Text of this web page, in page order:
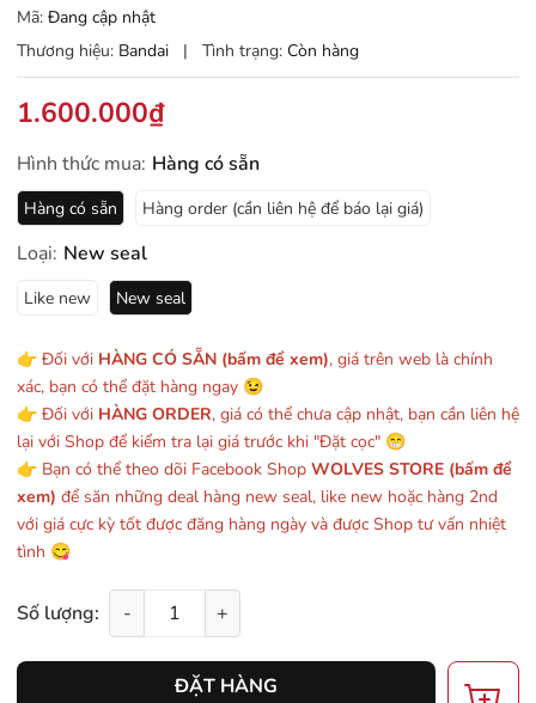
Mã: Đang cập nhật
Thương hiệu: Bandai | Tình trạng: Còn hàng
1.600.000₫
Hình thức mua: Hàng có sẵn
Hàng có sẵn Hàng order (cần liên hệ để báo lại giá)
Loại: New seal
Like new New seal
👉 Đối với HÀNG CÓ SẴN (bấm để xem), giá trên web là chính
xác, bạn có thể đặt hàng ngay 😉
👉 Đối với HÀNG ORDER, giá có thể chưa cập nhật, bạn cần liên hệ
lại với Shop để kiểm tra lại giá trước khi "Đặt cọc" 😁
👉 Bạn có thể theo dõi Facebook Shop WOLVES STORE (bấm để
xem) để săn những deal hàng new seal, like new hoặc hàng 2nd
với giá cực kỳ tốt được đăng hàng ngày và được Shop tư vấn nhiệt
tình 😋
Số lượng: - +
ĐẶT HÀNG